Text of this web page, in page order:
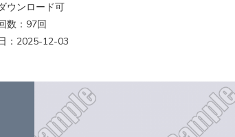
ウンロード可
数：97回
：2025-12-03